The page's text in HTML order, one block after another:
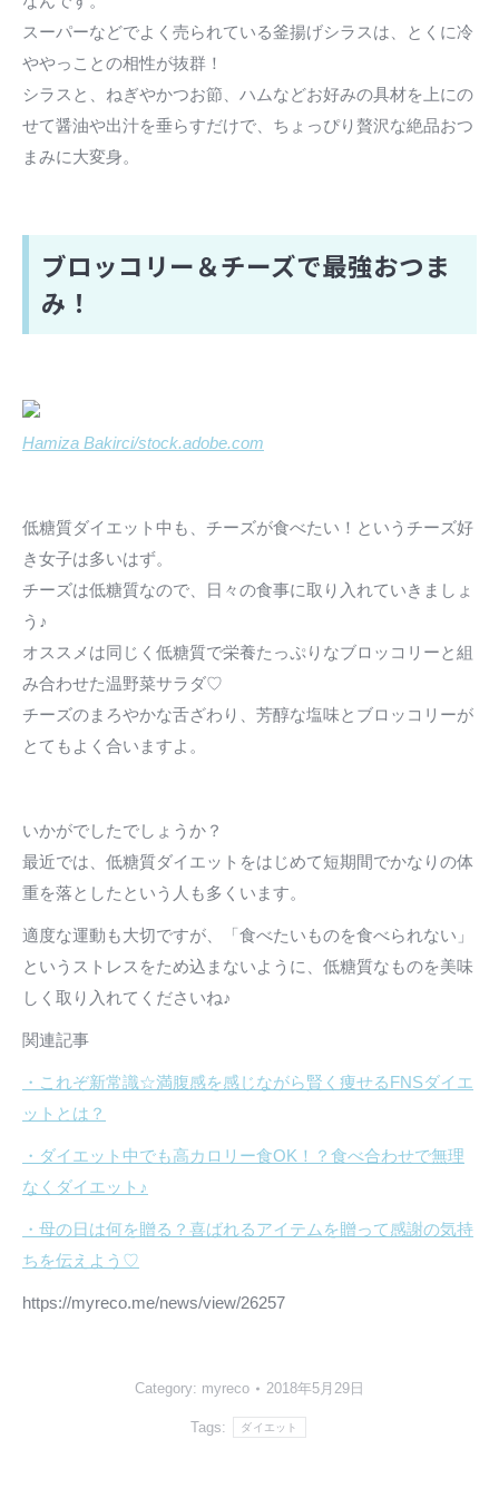
スーパーなどでよく売られている釜揚げシラスは、とくに冷
ややっことの相性が抜群！
シラスと、ねぎやかつお節、ハムなどお好みの具材を上にの
せて醤油や出汁を垂らすだけで、ちょっぴり贅沢な絶品おつ
まみに大変身。
ブロッコリー＆チーズで最強おつま
み！
Hamiza Bakirci/stock.adobe.com
低糖質ダイエット中も、チーズが食べたい！というチーズ好
き女子は多いはず。
チーズは低糖質なので、日々の食事に取り入れていきましょ
う♪
オススメは同じく低糖質で栄養たっぷりなブロッコリーと組
み合わせた温野菜サラダ♡
チーズのまろやかな舌ざわり、芳醇な塩味とブロッコリーが
とてもよく合いますよ。
いかがでしたでしょうか？
最近では、低糖質ダイエットをはじめて短期間でかなりの体
重を落としたという人も多くいます。
適度な運動も大切ですが、「食べたいものを食べられない」
というストレスをため込まないように、低糖質なものを美味
しく取り入れてくださいね♪
関連記事
・これぞ新常識☆満腹感を感じながら賢く痩せるFNSダイエ
ットとは？
・ダイエット中でも高カロリー食OK！？食べ合わせで無理
なくダイエット♪
・母の日は何を贈る？喜ばれるアイテムを贈って感謝の気持
ちを伝えよう♡
https://myreco.me/news/view/26257
Category: myreco 2018年5月29日
Tags: ダイエット